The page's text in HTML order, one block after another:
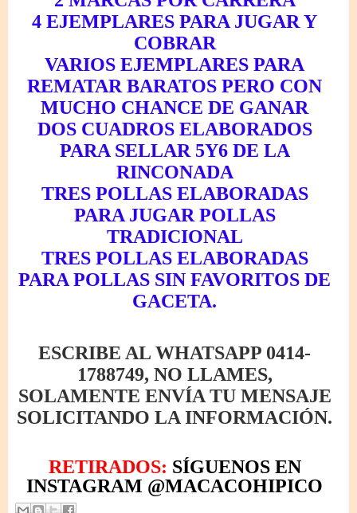
4 EJEMPLARES PARA JUGAR Y
COBRAR
VARIOS EJEMPLARES PARA
REMATAR BARATOS PERO CON
MUCHO CHANCE DE GANAR
DOS CUADROS ELABORADOS
PARA SELLAR 5Y6 DE LA
RINCONADA
TRES POLLAS ELABORADAS
PARA JUGAR POLLAS
TRADICIONAL
TRES POLLAS ELABORADAS
PARA POLLAS SIN FAVORITOS DE
GACETA.
ESCRIBE AL WHATSAPP 0414-
1788749, NO LLAMES,
SOLAMENTE ENVÍA TU MENSAJE
SOLICITANDO LA INFORMACIÓN.
RETIRADOS: SÍGUENOS EN
INSTAGRAM @MACACOHIPICO